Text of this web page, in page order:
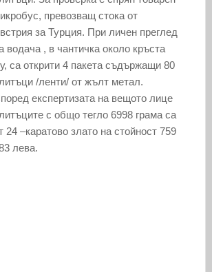
превозващ стока от
за Турция. При личен преглед
водача , в чантичка около кръста
са открити 4 пакета съдържащи 80
/ленти/ от жълт метал.
експертизата на вещото лице
с общо тегло 6998 грама са
24 –каратово злато на стойност 759
лева.